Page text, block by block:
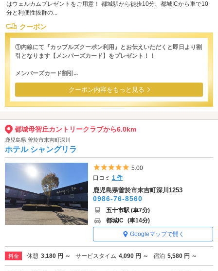
はウェルカムプレゼントをご用意！ 都城駅から徒歩10分、都城ICから車で10
分と利便性抜群の...
クーポン
①内線にて『カップルズクーポン利用』とお伝えいただくと即日より割
引となります【メンバーズカード】をプレゼント！！
メンバーズカード割引...
クーポン内容をもっと見る
都城母智丘カントリークラブから6.0km
鹿児島県 曽於市末吉町深川
ホテル シャングリラ
5つ星のうち5
5.00
口コミ1 件
鹿児島県曽於市末吉町深川1253
0986-76-8560
五十市駅 (車7分)
都城IC (車14分)
Googleマップで開く
料金 休憩 3,180 円 ～ サービスタイム 4,090 円 ～ 宿泊 5,580 円 ～